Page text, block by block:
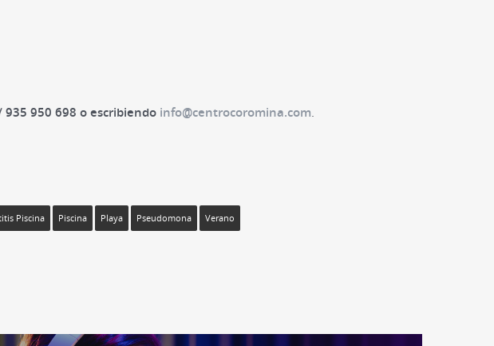
950 698 o escribiendo info@centrocoromina.com.
Piscina Piscina Playa Pseudomona Verano